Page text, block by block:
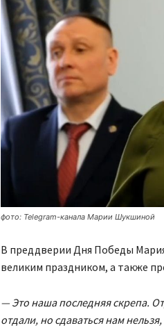
фото: Telegram-канала Марии Шукшиной
В преддверии Дня Победы
великим праздником, а также
— Это наша последняя скрепа.
отдали, но сдаваться нам